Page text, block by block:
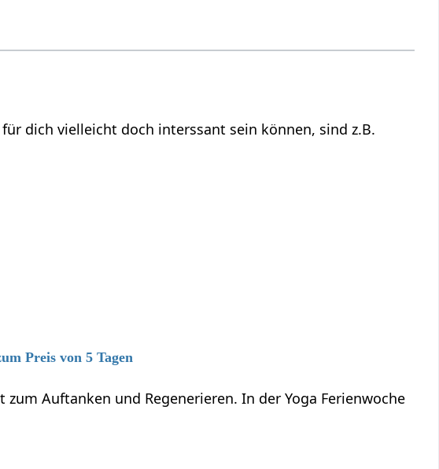
die indirekt zu tun haben mit Berührung‏‎, aber für dich vielleicht doch interssant sein können, sind z.B.
Preis von 5 Tagen
Auftanken und Regenerieren. In der Yoga Ferienwoche